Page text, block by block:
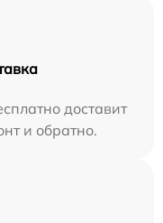
доставит
и обратно.